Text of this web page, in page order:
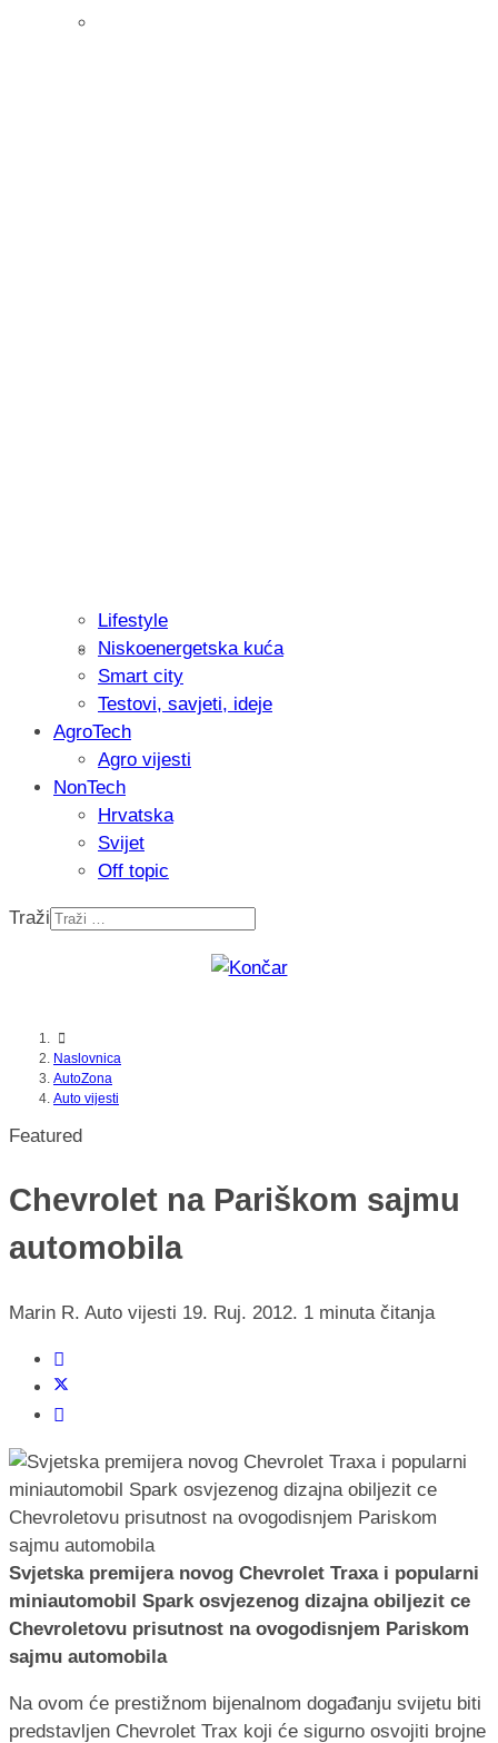
Isprobali smo: Thermostar
Recenzija: Einhell Professional CP-
Lifestyle
Niskoenergetska kuća
Smart city
Testovi, savjeti, ideje
AgroTech
Agro vijesti
NonTech
Hrvatska
Svijet
Off topic
Traži
Naslovnica
AutoZona
Auto vijesti
Featured
Chevrolet na Pariškom sajmu
automobila
Marin R. Auto vijesti 19. Ruj. 2012. 1 minuta čitanja
Svjetska premijera novog Chevrolet Traxa i popularni
miniautomobil Spark osvjezenog dizajna obiljezit ce
Chevroletovu prisutnost na ovogodisnjem Pariskom
sajmu automobila
Na ovom će prestižnom bijenalnom događanju svijetu biti
predstavljen Chevrolet Trax koji će sigurno osvojiti brojne